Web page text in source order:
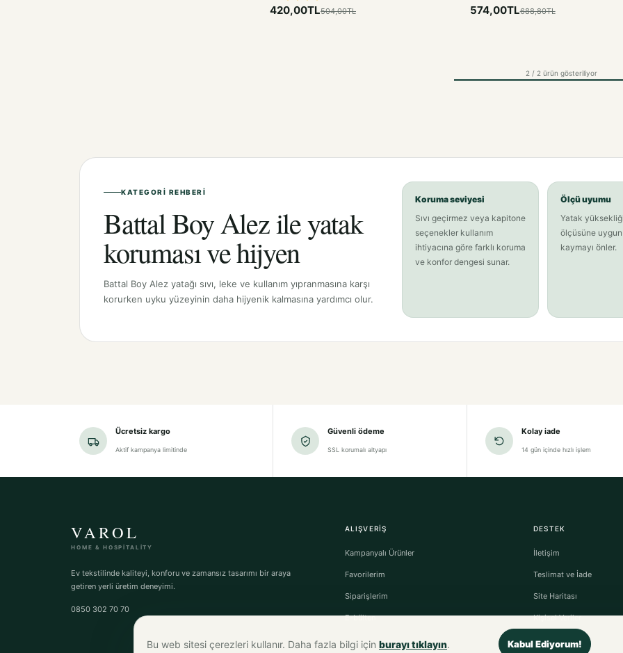
420,00TL504,00TL 574,00TL688,80TL
2 / 2 ürün gösteriliyor
KATEGORI REHBERI
Battal Boy Alez ile yatak
koruması ve hijyen
Battal Boy Alez yatağı sıvı, leke ve kullanım yıpranmasına karşı
korurken uyku yüzeyinin daha hijyenik kalmasına yardımcı olur.
Koruma seviyesi
Sıvı geçirmez veya kapitone
seçenekler kullanım
ihtiyacına göre farklı koruma
ve konfor dengesi sunar.
Ölçü uyumu
Yatak
ölçüsüne
kaymayı önler.
Ücretsiz kargo
Aktif kampanya limitinde
Güvenli ödeme
SSL korumalı altyapı
Kolay iade
14 gün içinde hızlı işlem
VAROL
HOME & HOSPITALITY
Ev tekstilinde kaliteyi, konforu ve zamansız tasarımı bir araya
getiren yerli üretim deneyimi.
0850 302 70 70
ALIŞVERIŞ
Kampanyalı Ürünler
Favorilerim
Siparişlerim
E-bülten
DESTEK
İletişim
Teslimat ve İade
Site Haritası
Kişisel Veriler
Bu web sitesi çerezleri kullanır. Daha fazla bilgi için burayı tıklayın. Kabul Ediyorum!